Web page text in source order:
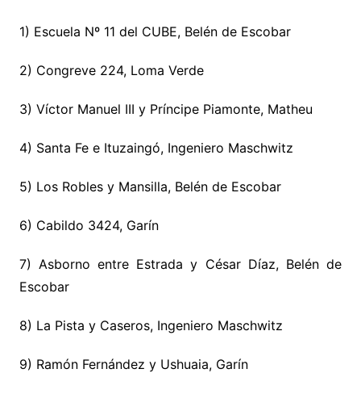
1) Escuela Nº 11 del CUBE, Belén de Escobar
2) Congreve 224, Loma Verde
3) Víctor Manuel III y Príncipe Piamonte, Matheu
4) Santa Fe e Ituzaingó, Ingeniero Maschwitz
5) Los Robles y Mansilla, Belén de Escobar
6) Cabildo 3424, Garín
7) Asborno entre Estrada y César Díaz, Belén de
Escobar
8) La Pista y Caseros, Ingeniero Maschwitz
9) Ramón Fernández y Ushuaia, Garín